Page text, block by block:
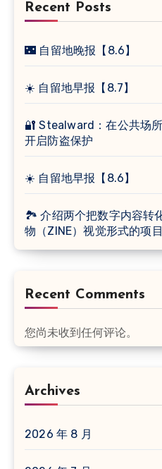
Recent Posts
🌃 自留地晚报【8.6】
☀️ 自留地早报【8.7】
🔐 Stealward：在公共场
开启防盗保护
☀️ 自留地早报【8.6】
🏞 介绍两个把数字内容转
物（ZINE）视觉形式的项目
Recent Comments
您尚未收到任何评论。
Archives
2026 年 8 月